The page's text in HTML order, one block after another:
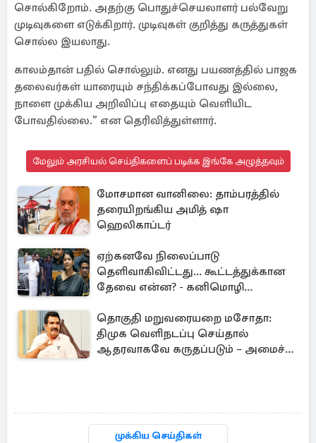
சொல்கிறோம். அதற்கு பொதுச்செயலாளர் பல்வேறு
முடிவுகளை எடுக்கிறார். முடிவுகள் குறித்து கருத்துகள்
சொல்ல இயலாது.
காலம்தான் பதில் சொல்லும். எனது பயணத்தில் பாஜக
தலைவர்கள் யாரையும் சந்திக்கப்போவது இல்லை,
நாளை முக்கிய அறிவிப்பு எதையும் வெளியிட
போவதில்லை.” என தெரிவித்துள்ளார்.
மேலும் அரசியல் செய்திகளைப் படிக்க இங்கே அழுத்தவும்
மோசமான வானிலை: தாம்பரத்தில்
தரையிறங்கிய அமித் ஷா
ஹெலிகாப்டர்
ஏற்கனவே நிலைப்பாடு
தெளிவாகிவிட்டது... கூட்டத்துக்கான
தேவை என்ன? - கனிமொழி
தொகுதி மறுவரையறை மசோதா:
திமுக வெளிநடப்பு செய்தால்
ஆதரவாகவே கருதப்படும் – அமைச்சர்
முக்கிய செய்திகள்